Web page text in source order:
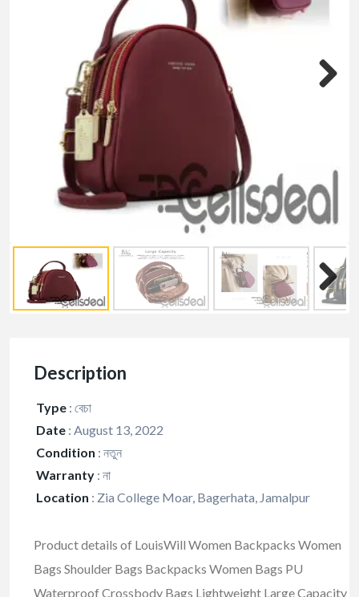
Description
Type : বেচা
Date : August 13, 2022
Condition : নতুন
Warranty : না
Location : Zia College Moar, Bagerhata, Jamalpur
Product details of LouisWill Women Backpacks Women
Bags Shoulder Bags Backpacks Women Bags PU
Waterproof Crossbody Bags Lightweight Large Capacity